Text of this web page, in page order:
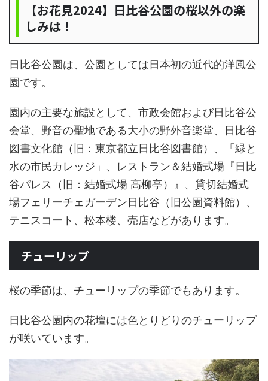
【お花見2024】日比谷公園の桜以外の楽
しみは！
日比谷公園は、公園としては日本初の近代的洋風公
園です。
園内の主要な施設として、市政会館および日比谷公
会堂、野音の聖地である大小の野外音楽堂、日比谷
図書文化館（旧：東京都立日比谷図書館）、「緑と
水の市民カレッジ」、レストラン＆結婚式場『日比
谷パレス（旧：結婚式場 高柳亭）』、貸切結婚式
場フェリーチェガーデン日比谷（旧公園資料館）、
テニスコート、松本楼、売店などがあります。
チューリップ
桜の季節は、チューリップの季節でもあります。
日比谷公園内の花壇には色とりどりのチューリップ
が咲いています。